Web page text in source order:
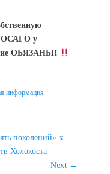
ОСАГО у
не ОБЯЗАНЫ!
информация
поколений» к
Холокоста
Next →